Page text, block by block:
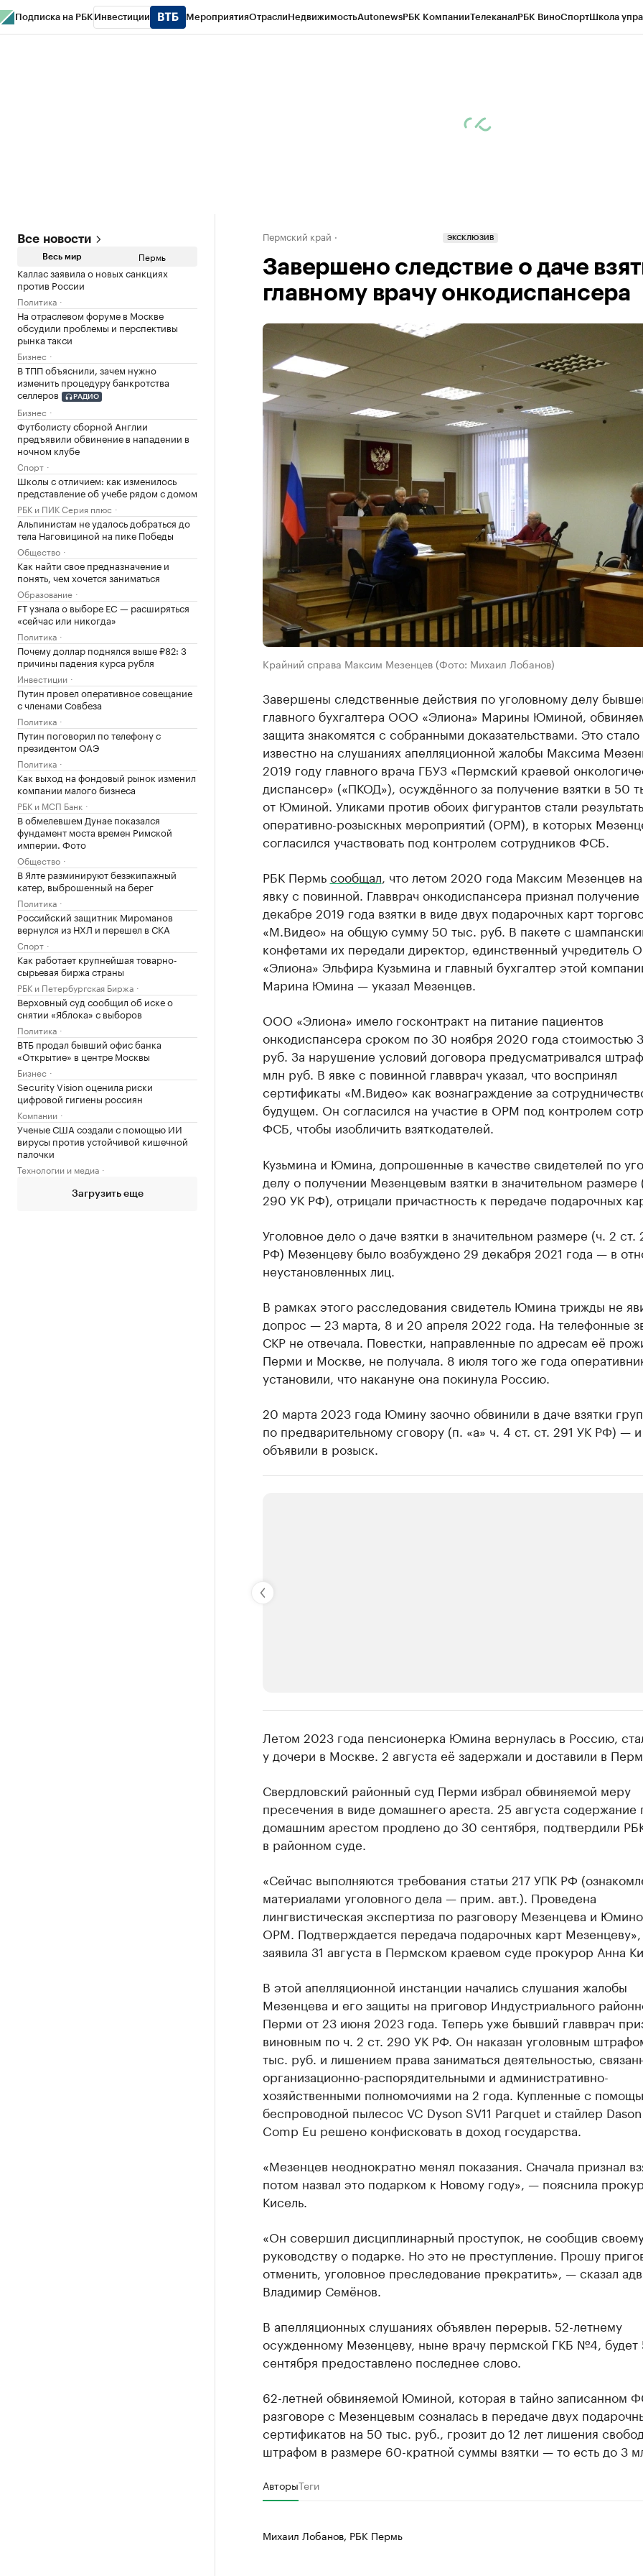
Подписка на РБК Инвестиции МероприятияОтраслиНедвижимостьAutonewsРБК КомпанииТелеканалРБК ВиноСпортШкола
Все новости
Весь мир Пермь
Каллас заявила о новых санкциях
против России
Политика
На отраслевом форуме в Москве
обсудили проблемы и перспективы
рынка такси
Бизнес
В ТПП объяснили, зачем нужно
изменить процедуру банкротства
селлеров
РАДИО
Бизнес
Футболисту сборной Англии
предъявили обвинение в нападении в
ночном клубе
Спорт
Школы с отличием: как изменилось
представление об учебе рядом с домом
РБК и ПИК Серия плюс
Альпинистам не удалось добраться до
тела Наговициной на пике Победы
Общество
Как найти свое предназначение и
понять, чем хочется заниматься
Образование
FT узнала о выборе ЕС — расширяться
«сейчас или никогда»
Политика
Почему доллар поднялся выше ₽82: 3
причины падения курса рубля
Инвестиции
Путин провел оперативное совещание
с членами Совбеза
Политика
Путин поговорил по телефону с
президентом ОАЭ
Политика
Как выход на фондовый рынок изменил
компании малого бизнеса
РБК и МСП Банк
В обмелевшем Дунае показался
фундамент моста времен Римской
империи. Фото
Общество
В Ялте разминируют безэкипажный
катер, выброшенный на берег
Политика
Российский защитник Мироманов
вернулся из НХЛ и перешел в СКА
Спорт
Как работает крупнейшая товарно-
сырьевая биржа страны
РБК и Петербургская Биржа
Верховный суд сообщил об иске о
снятии «Яблока» с выборов
Политика
ВТБ продал бывший офис банка
«Открытие» в центре Москвы
Бизнес
Security Vision оценила риски
цифровой гигиены россиян
Компании
Ученые США создали с помощью ИИ
вирусы против устойчивой кишечной
палочки
Технологии и медиа
Загрузить еще
Пермский край ЭКСКЛЮЗИВ
Завершено следствие о даче
главному врачу онкодиспансера
Крайний справа Максим Мезенцев (Фото: Михаил Лобанов)
Завершены следственные действия по уголовному делу
главного бухгалтера ООО «Элиона» Марины Юминой,
защита знакомятся с собранными доказательствами. Это стало
известно на слушаниях апелляционной жалобы Максима
2019 году главного врача ГБУЗ «Пермский краевой
диспансер» («ПКОД»), осуждённого за получение взятки в 50
от Юминой. Уликами против обоих фигурантов стали
оперативно-розыскных мероприятий (ОРМ), в которых
согласился участвовать под контролем сотрудников ФСБ.
РБК Пермьсообщал , что летом 2020 года Максим Мезенцев
явку с повинной. Главврач онкодиспансера признал получение
декабре 2019 года взятки в виде двух подарочных карт
«М.Видео» на общую сумму 50 тыс. руб. В пакете с
конфетами их передали директор, единственный учредитель
«Элиона» Эльфира Кузьмина и главный бухгалтер этой
Марина Юмина — указал Мезенцев.
ООО «Элиона» имело госконтракт на питание пациентов
онкодиспансера сроком по 30 ноября 2020 года стоимостью
руб. За нарушение условий договора предусматривался
млн руб. В явке с повинной главврач указал, что воспринял
сертификаты «М.Видео» как вознаграждение за
будущем. Он согласился на участие в ОРМ под контролем
ФСБ, чтобы изобличить взяткодателей.
Кузьмина и Юмина, допрошенные в качестве свидетелей по
делу о получении Мезенцевым взятки в значительном размере
290 УК РФ), отрицали причастность к передаче подарочных
Уголовное дело о даче взятки в значительном размере (ч. 2 ст.
РФ) Мезенцеву было возбуждено 29 декабря 2021 года — в
неустановленных лиц.
В рамках этого расследования свидетель Юмина трижды не
допрос — 23 марта, 8 и 20 апреля 2022 года. На телефонные
СКР не отвечала. Повестки, направленные по адресам её
Перми и Москве, не получала. 8 июля того же года
установили, что накануне она покинула Россию.
20 марта 2023 года Юмину заочно обвинили в даче взятки
по предварительному сговору (п. «а» ч. 4 ст. ст. 291 УК РФ) — и
объявили в розыск.
Крупнейшие производители и продавцы медийной
Летом 2023 года пенсионерка Юмина вернулась в Россию,
у дочери в Москве. 2 августа её задержали и доставили в
Свердловский районный суд Перми избрал обвиняемой меру
пресечения в виде домашнего ареста. 25 августа содержание
домашним арестом продлено до 30 сентября, подтвердили
в районном суде.
«Сейчас выполняются требования статьи 217 УПК РФ
материалами уголовного дела — прим. авт.). Проведена
лингвистическая экспертиза по разговору Мезенцева и
ОРМ. Подтверждается передача подарочных карт
заявила 31 августа в Пермском краевом суде прокурор Анна
В этой апелляционной инстанции начались слушания жалобы
Мезенцева и его защиты на приговор Индустриального
Перми от 23 июня 2023 года. Теперь уже бывший главврач
виновным по ч. 2 ст. 290 УК РФ. Он наказан уголовным
тыс. руб. и лишением права заниматься деятельностью,
организационно-распорядительными и административно-
хозяйственными полномочиями на 2 года. Купленные с
беспроводной пылесос VC Dyson SV11 Parquet и стайлер
Comp Eu решено конфисковать в доход государства.
«Мезенцев неоднократно менял показания. Сначала признал
потом назвал это подарком к Новому году», — пояснила
Кисель.
«Он совершил дисциплинарный проступок, не сообщив
руководству о подарке. Но это не преступление. Прошу
отменить, уголовное преследование прекратить», — сказал
Владимир Семёнов.
В апелляционных слушаниях объявлен перерыв. 52-летнему
осужденному Мезенцеву, ныне врачу пермской ГКБ №4, будет
сентября предоставлено последнее слово.
62-летней обвиняемой Юминой, которая в тайно записанном
разговоре с Мезенцевым созналась в передаче двух
сертификатов на 50 тыс. руб., грозит до 12 лет лишения
штрафом в размере 60-кратной суммы взятки — то есть до 3
АвторыТеги
Михаил Лобанов, РБК Пермь